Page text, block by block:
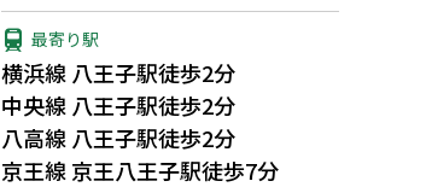
最寄り駅
横浜線 八王子駅徒歩2分
中央線 八王子駅徒歩2分
八高線 八王子駅徒歩2分
京王線 京王八王子駅徒歩7分